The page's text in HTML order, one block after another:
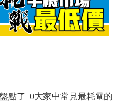
點了10大家中常見最耗電的